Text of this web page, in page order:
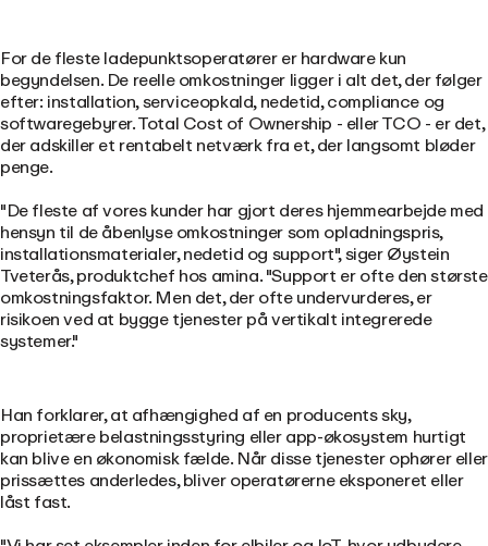
For de fleste ladepunktsoperatører er hardware kun
begyndelsen. De reelle omkostninger ligger i alt det, der følger
efter: installation, serviceopkald, nedetid, compliance og
softwaregebyrer. Total Cost of Ownership - eller TCO - er det,
der adskiller et rentabelt netværk fra et, der langsomt bløder
penge.
"De fleste af vores kunder har gjort deres hjemmearbejde med
hensyn til de åbenlyse omkostninger som opladningspris,
installationsmaterialer, nedetid og support", siger Øystein
Tveterås, produktchef hos amina. "Support er ofte den største
omkostningsfaktor. Men det, der ofte undervurderes, er
risikoen ved at bygge tjenester på vertikalt integrerede
systemer."
Han forklarer, at afhængighed af en producents sky,
proprietære belastningsstyring eller app-økosystem hurtigt
kan blive en økonomisk fælde. Når disse tjenester ophører eller
prissættes anderledes, bliver operatørerne eksponeret eller
låst fast.